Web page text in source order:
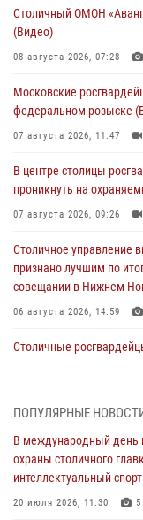
Столичный ОМОН
(Видео)
08 августа 2026, 07:28
Московские
федеральном розыске
07 августа 2026, 11:47
В центре столицы
проникнуть на
07 августа 2026, 09:26
Столичное управление
признано лучшим по
совещании в Нижнем
06 августа 2026, 14:59
Столичные
матче в Москве
06 августа 2026, 08:30
Столичные
ПОПУЛЯРНЫЕ
В международный день
охраны столичного
интеллектуальный
20 июля 2026, 11:30 5